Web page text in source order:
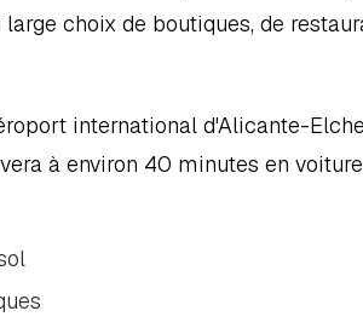
choix de boutiques, de
international d'Alicante-
à environ 40 minutes en